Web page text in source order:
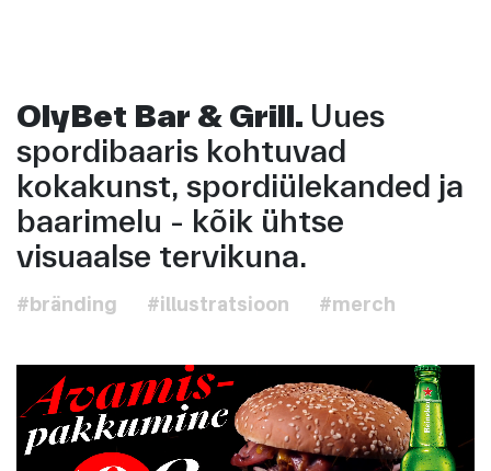
OlyBet Bar & Grill. Uues
spordibaaris kohtuvad
kokakunst, spordiülekanded ja
baarimelu - kõik ühtse
visuaalse tervikuna.
#bränding #illustratsioon #merch